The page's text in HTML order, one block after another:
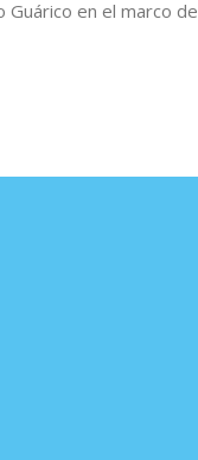
en el marco de